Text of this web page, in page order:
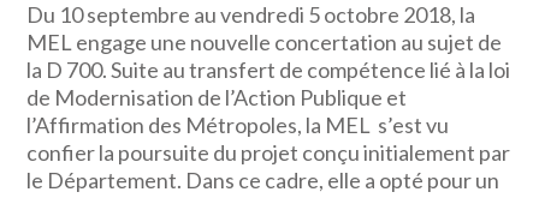
Du 10 septembre au vendredi 5 octobre 2018, la
MEL engage une nouvelle concertation au sujet de
la D 700. Suite au transfert de compétence lié à la loi
de Modernisation de l’Action Publique et
l’Affirmation des Métropoles, la MEL s’est vu
confier la poursuite du projet conçu initialement par
le Département. Dans ce cadre, elle a opté pour un